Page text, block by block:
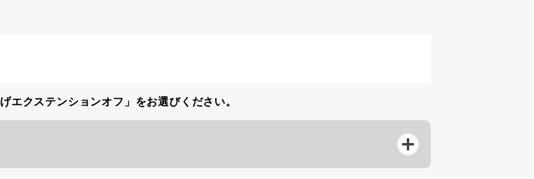
エクステンションオフ」をお選びください。